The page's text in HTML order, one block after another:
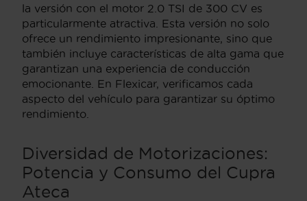
la versión con el motor 2.0 TSI de 300 CV es
particularmente atractiva. Esta versión no solo
ofrece un rendimiento impresionante, sino que
también incluye características de alta gama que
garantizan una experiencia de conducción
emocionante. En Flexicar, verificamos cada
aspecto del vehículo para garantizar su óptimo
rendimiento.
Diversidad de Motorizaciones:
Potencia y Consumo del Cupra
Ateca